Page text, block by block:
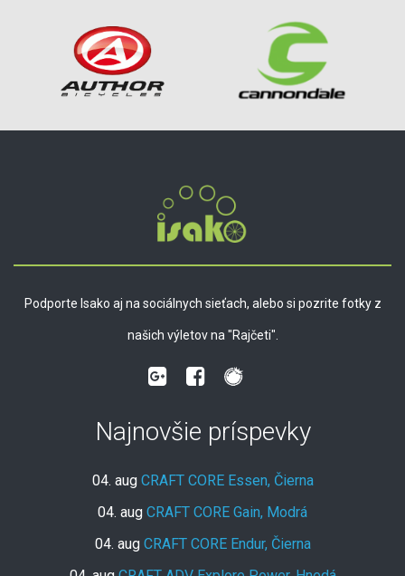
Podporte Isako aj na sociálnych sieťach, alebo si pozrite fotky z
našich výletov na "Rajčeti".
Najnovšie príspevky
04. aug CRAFT CORE Essen, Čierna
04. aug CRAFT CORE Gain, Modrá
04. aug CRAFT CORE Endur, Čierna